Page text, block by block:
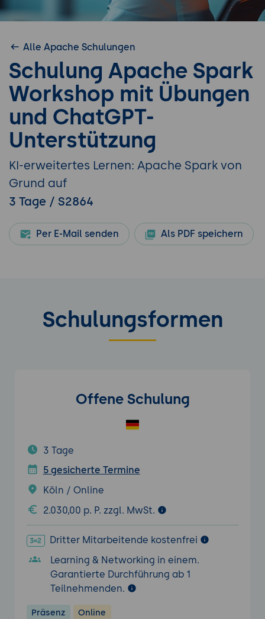
Alle Apache Schulungen
Schulung Apache Spark
Workshop mit Übungen
und ChatGPT-
Unterstützung
KI-erweitertes Lernen: Apache Spark von
Grund auf
3 Tage / S2864
Per E-Mail senden Als PDF speichern
Schulungsformen
Offene Schulung
3 Tage
5 gesicherte Termine
Köln / Online
2.030,00 p. P. zzgl. MwSt.
Dritter Mitarbeitende kostenfrei
Learning & Networking in einem.
Garantierte Durchführung ab 1
Teilnehmenden.
Präsenz Online